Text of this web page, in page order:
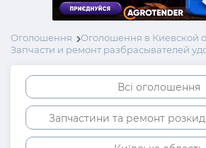
Оголошення
Оголошення в Киевской
Запчасти и ремонт разбрасывателей
Всі оголошення
Запчастини та ремонт